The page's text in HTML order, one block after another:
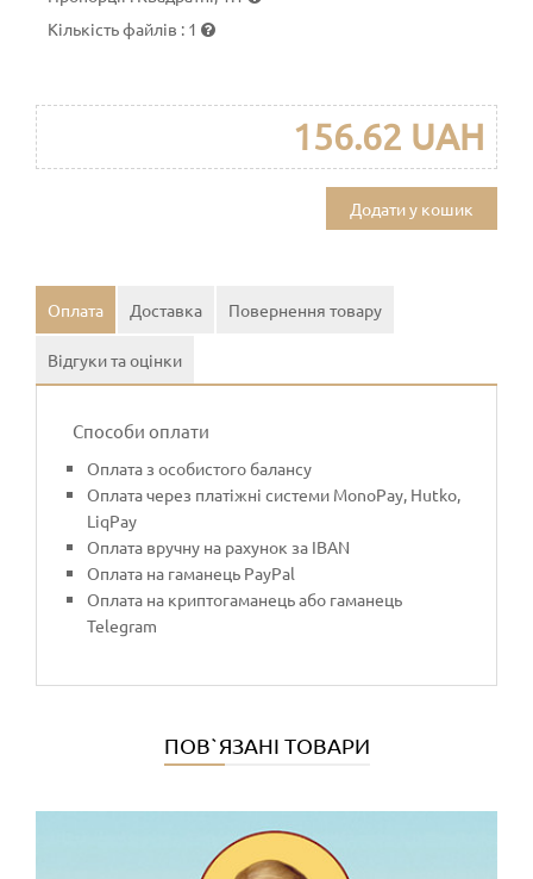
Кількість файлів : 1
156.62 UAH
Додати у кошик
Оплата Доставка Повернення товару
Відгуки та оцінки
Способи оплати
Оплата з особистого балансу
Оплата через платіжні системи MonoPay, Hutko,
LiqPay
Оплата вручну на рахунок за IBAN
Оплата на гаманець PayPal
Оплата на криптогаманець або гаманець
Telegram
ПОВ`ЯЗАНІ ТОВАРИ